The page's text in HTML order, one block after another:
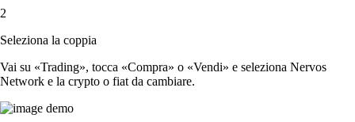
2
Seleziona la coppia
Vai su «Trading», tocca «Compra» o «Vendi» e seleziona Nervos
Network e la crypto o fiat da cambiare.